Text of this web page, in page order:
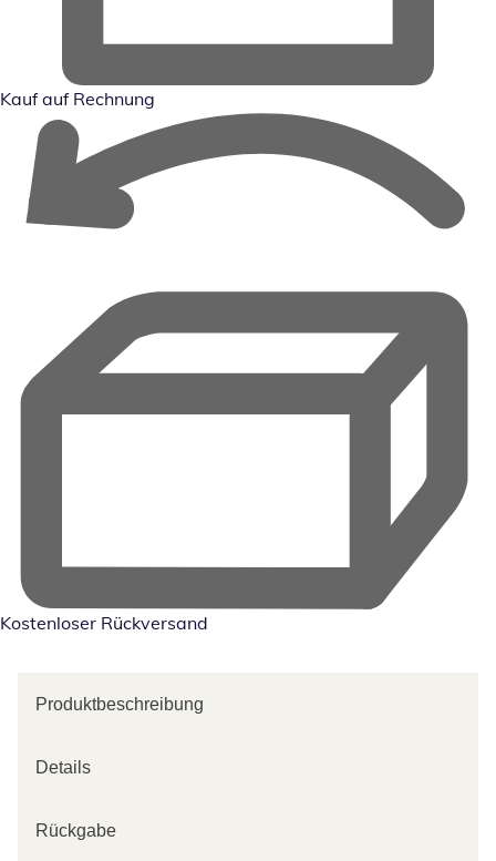
Kauf auf Rechnung
Kostenloser Rückversand
Produktbeschreibung
Details
Rückgabe